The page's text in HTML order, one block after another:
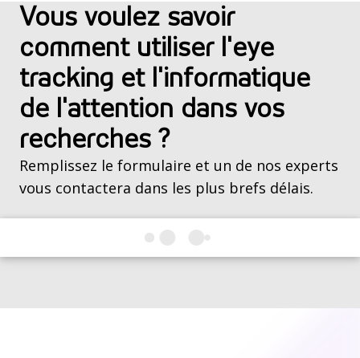
Vous voulez savoir
comment utiliser l'eye
tracking et l'informatique
de l'attention dans vos
recherches ?
Remplissez le formulaire et un de nos experts
vous contactera dans les plus brefs délais.